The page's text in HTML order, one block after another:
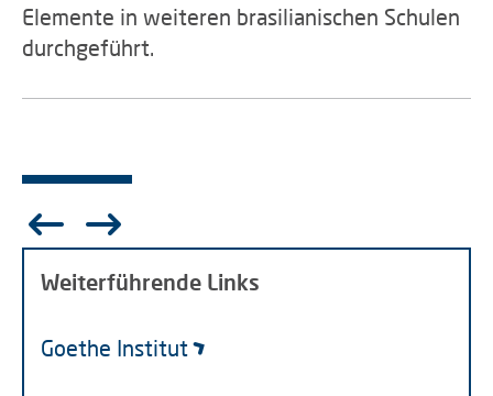
Elemente in weiteren brasilianischen Schulen
durchgeführt.
Experiment zum Schwimmverhalten von
Workshop zur Anpassung von Tieren an ihren
Weiterführende Links
Goethe Institut